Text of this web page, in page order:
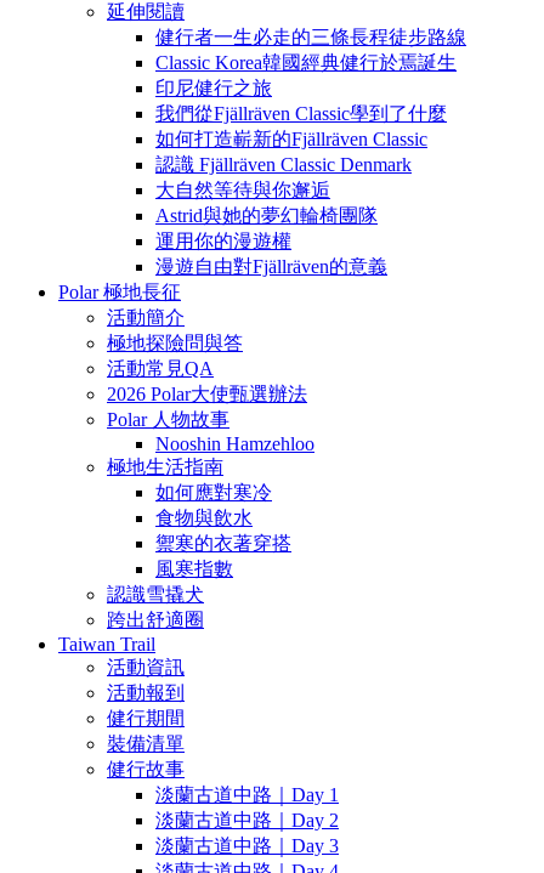
延伸閱讀
健行者一生必走的三條長程徒步路線
Classic Korea韓國經典健行於焉誕生
印尼健行之旅
我們從Fjällräven Classic學到了什麼
如何打造嶄新的Fjällräven Classic
認識 Fjällräven Classic Denmark
大自然等待與你邂逅
Astrid與她的夢幻輪椅團隊
運用你的漫遊權
漫遊自由對Fjällräven的意義
Polar 極地長征
活動簡介
極地探險問與答
活動常見QA
2026 Polar大使甄選辦法
Polar 人物故事
Nooshin Hamzehloo
極地生活指南
如何應對寒冷
食物與飲水
禦寒的衣著穿搭
風寒指數
認識雪撬犬
跨出舒適圈
Taiwan Trail
活動資訊
活動報到
健行期間
裝備清單
健行故事
淡蘭古道中路｜Day 1
淡蘭古道中路｜Day 2
淡蘭古道中路｜Day 3